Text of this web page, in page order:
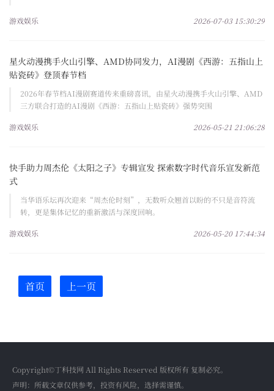
游戏娱乐 2026-07-03 15:30:29
星火动漫携手火山引擎、AMD协同发力，AI漫剧《西游：五指山上
贴瓷砖》登顶春节档
2026年春节档AI漫剧赛道传来重磅喜讯，由星火动漫携手火山引擎、AMD
三方联合打造的AI漫剧《西游：五指山上贴瓷砖》强势突围
游戏娱乐 2026-05-21 21:06:28
快手助力周杰伦《太阳之子》专辑宣发 探索数字时代音乐宣发新范
式
当华语乐坛再次迎来“周杰伦时刻”，无数听众翘首以盼的不只是音符流
转，更是集体记忆的重新激活与深度回响。
游戏娱乐 2026-05-20 17:44:34
首页 上一页
Copyright©丁科技网 All Rights Reserved 版权所有 复制必究。
声明：所载文章仅供参考，投资有风险，选择需谨慎。